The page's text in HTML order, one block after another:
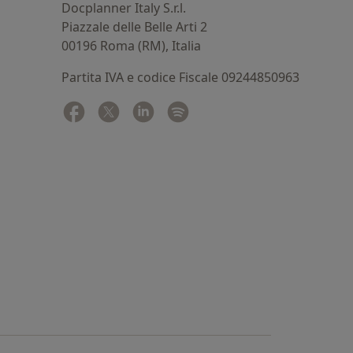
Docplanner Italy S.r.l.
Piazzale delle Belle Arti 2
00196 Roma (RM), Italia
Partita IVA e codice Fiscale 09244850963
Facebook
si apre in una nuova scheda
Twitter
si apre in una nuova scheda
Linkedin
si apre in una nuova scheda